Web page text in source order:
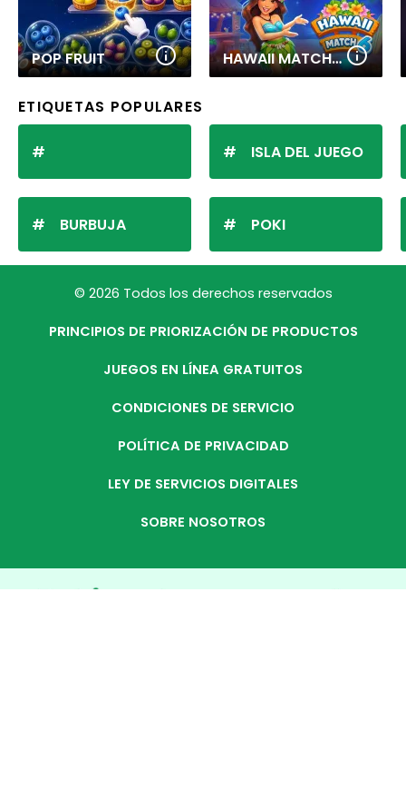
POP FRUIT HAWAII MATCH 6
ETIQUETAS POPULARES
BURBUJA
ISLA DEL JUEGO
POKI
© 2026 Todos los derechos reservados
PRINCIPIOS DE PRIORIZACIÓN DE PRODUCTOS
JUEGOS EN LÍNEA GRATUITOS
CONDICIONES DE SERVICIO
POLÍTICA DE PRIVACIDAD
LEY DE SERVICIOS DIGITALES
SOBRE NOSOTROS